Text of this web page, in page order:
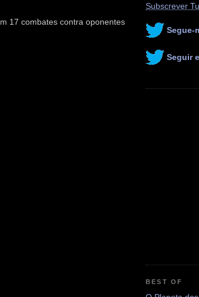
17 combates contra oponentes
Subscrever
Segue-
Seguir
BEST OF